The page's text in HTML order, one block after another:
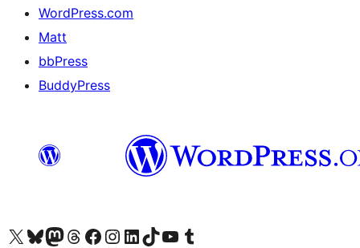
WordPress.com
Matt
bbPress
BuddyPress
Visit our X (formerly Twitter) account
Visit our Bluesky account
Visita nuestra cuenta de Twitter
Visit our Threads account
Visita nuestra página de Facebook
Visite nuestra cuenta de Instagram
Visit our LinkedIn account
Visit our TikTok account
Visit our YouTube channel
Visit our Tumblr account